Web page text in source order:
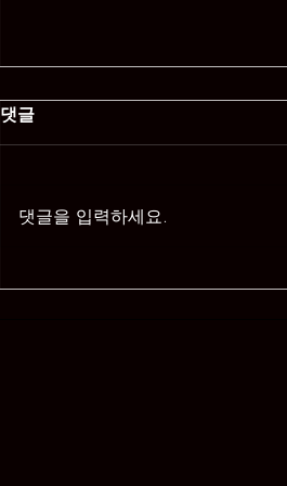
댓글
댓글을 입력하세요.